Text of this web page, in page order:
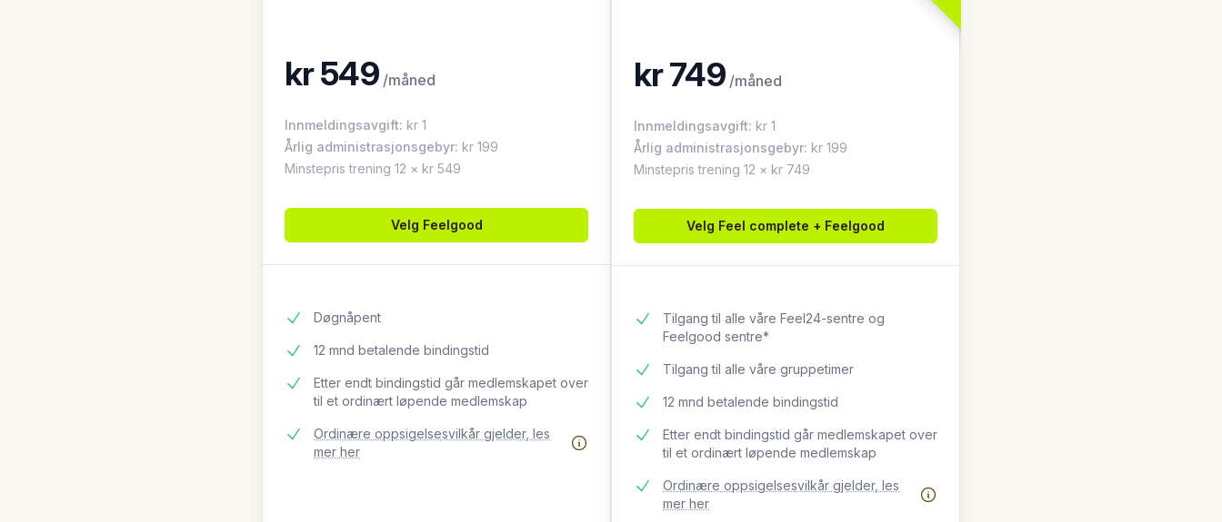
kr549 /måned
Innmeldingsavgift: kr 1
Årlig administrasjonsgebyr: kr 199
Minstepris trening 12 × kr 549
Velg Feelgood
Døgnåpent
12 mnd betalende bindingstid
Etter endt bindingstid går medlemskapet over
til et ordinært løpende medlemskap
Ordinære oppsigelsesvilkår gjelder, les
mer her
kr749 /måned
Innmeldingsavgift: kr 1
Årlig administrasjonsgebyr: kr 199
Minstepris trening 12 × kr 749
Velg Feel complete + Feelgood
Tilgang til alle våre Feel24-sentre og
Feelgood sentre*
Tilgang til alle våre gruppetimer
12 mnd betalende bindingstid
Etter endt bindingstid går medlemskapet over
til et ordinært løpende medlemskap
Ordinære oppsigelsesvilkår gjelder, les
mer her